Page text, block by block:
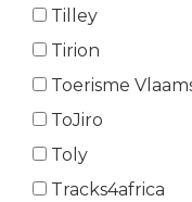
Tilley
Tirion
Toerisme
ToJiro
Toly
Tracks4africa